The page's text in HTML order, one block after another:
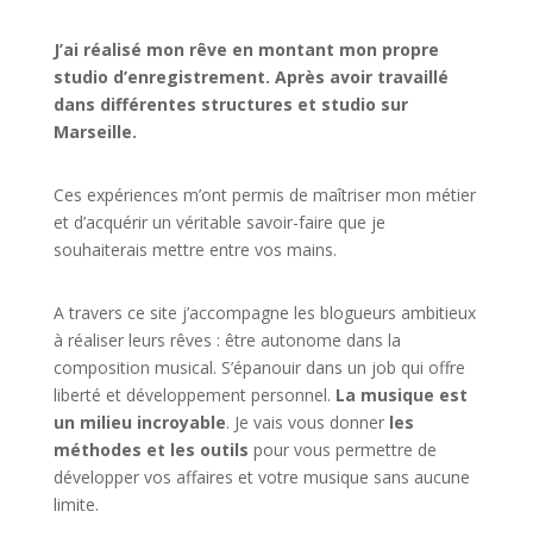
J’ai réalisé mon rêve en montant mon propre
studio d’enregistrement. Après avoir travaillé
dans différentes structures et studio sur
Marseille.
Ces expériences m’ont permis de maîtriser mon métier
et d’acquérir un véritable savoir-faire que je
souhaiterais mettre entre vos mains.
A travers ce site j’accompagne les blogueurs ambitieux
à réaliser leurs rêves : être autonome dans la
composition musical. S’épanouir dans un job qui offre
liberté et développement personnel. La musique est
un milieu incroyable. Je vais vous donner les
méthodes et les outils pour vous permettre de
développer vos affaires et votre musique sans aucune
limite.